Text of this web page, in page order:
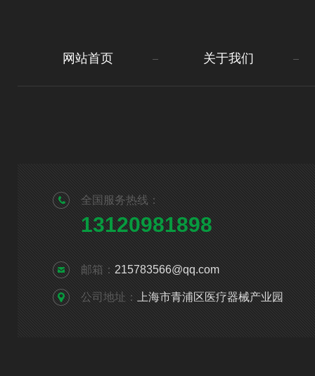
网站首页 关于我们
全国服务热线：
13120981898
邮箱： 215783566@qq.com
公司地址： 上海市青浦区医疗器械产业园